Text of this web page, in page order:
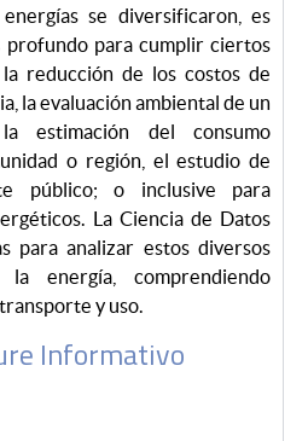
se diversificaron, es
profundo para cumplir ciertos
reducción de los costos de
la evaluación ambiental de un
estimación del consumo
o región, el estudio de
público; o inclusive para
La Ciencia de Datos
para analizar estos diversos
la energía, comprendiendo
y uso.
Informativo